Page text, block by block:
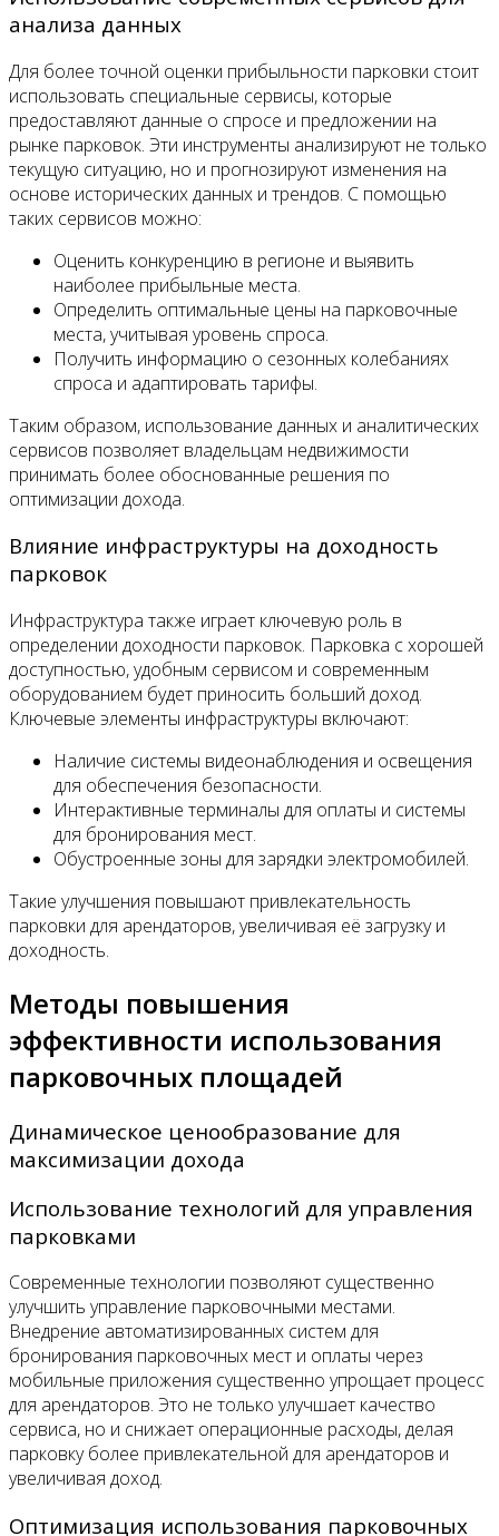
анализа данных
Для более точной оценки прибыльности парковки стоит
использовать специальные сервисы, которые
предоставляют данные о спросе и предложении на
рынке парковок. Эти инструменты анализируют не только
текущую ситуацию, но и прогнозируют изменения на
основе исторических данных и трендов. С помощью
таких сервисов можно:
Оценить конкуренцию в регионе и выявить
наиболее прибыльные места.
Определить оптимальные цены на парковочные
места, учитывая уровень спроса.
Получить информацию о сезонных колебаниях
спроса и адаптировать тарифы.
Таким образом, использование данных и аналитических
сервисов позволяет владельцам недвижимости
принимать более обоснованные решения по
оптимизации дохода.
Влияние инфраструктуры на доходность
парковок
Инфраструктура также играет ключевую роль в
определении доходности парковок. Парковка с хорошей
доступностью, удобным сервисом и современным
оборудованием будет приносить больший доход.
Ключевые элементы инфраструктуры включают:
Наличие системы видеонаблюдения и освещения
для обеспечения безопасности.
Интерактивные терминалы для оплаты и системы
для бронирования мест.
Обустроенные зоны для зарядки электромобилей.
Такие улучшения повышают привлекательность
парковки для арендаторов, увеличивая её загрузку и
доходность.
Методы повышения
эффективности использования
парковочных площадей
Динамическое ценообразование для
максимизации дохода
Использование технологий для управления
парковками
Современные технологии позволяют существенно
улучшить управление парковочными местами.
Внедрение автоматизированных систем для
бронирования парковочных мест и оплаты через
мобильные приложения существенно упрощает процесс
для арендаторов. Это не только улучшает качество
сервиса, но и снижает операционные расходы, делая
парковку более привлекательной для арендаторов и
увеличивая доход.
Оптимизация использования парковочных